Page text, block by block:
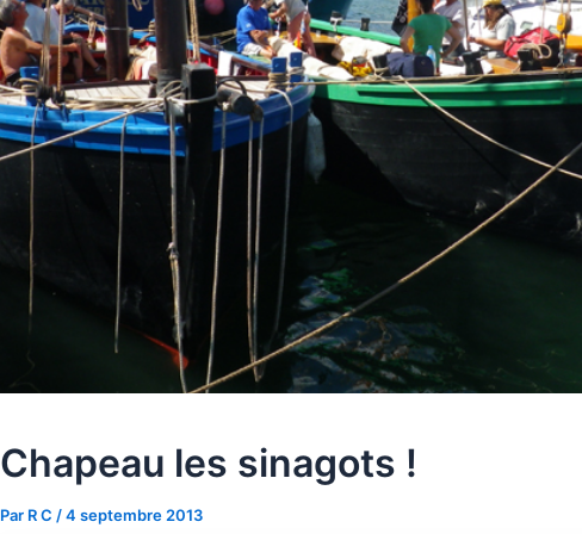
Chapeau les sinagots !
Par R C /4 septembre 2013